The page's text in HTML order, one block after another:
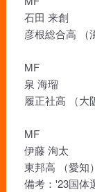
石田 来創
彦根総合高 （
MF
泉 海瑠
履正社高 （大
MF
伊藤 洵太
東邦高 （愛知）
備考：'23国体